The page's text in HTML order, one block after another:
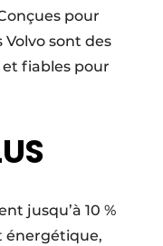
pour
sont des
fiables pour
jusqu’à 10 %
énergétique,